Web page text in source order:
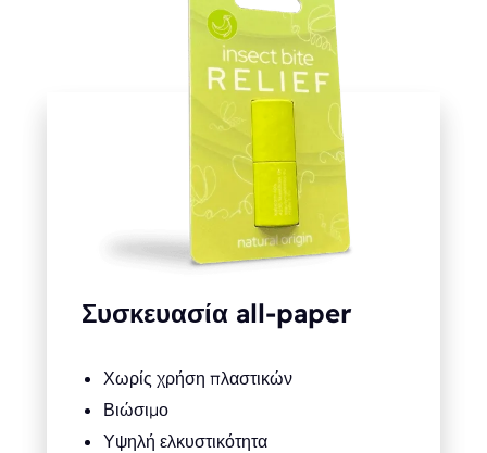
Συσκευασία all-paper
Χωρίς χρήση πλαστικών
Βιώσιμο
Υψηλή ελκυστικότητα